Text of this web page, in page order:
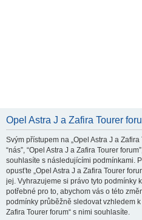
Opel Astra J a Zafira Tourer
Svým přístupem na „Opel Astra J a Zafira
“nás”, “Opel Astra J a Zafira Tourer
souhlasíte s následujícími podmínkami.
opusťte „Opel Astra J a Zafira Tourer
jej. Vyhrazujeme si právo tyto podmínky
potřebné pro to, abychom vás o této
podmínky průběžně sledovat vzhledem
Zafira Tourer forum“ s nimi souhlasíte.